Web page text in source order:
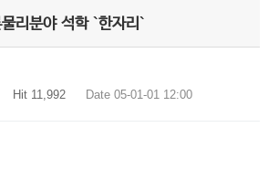
리분야 석학 `한자리`
Hit 11,992 Date 05-01-01 12:00